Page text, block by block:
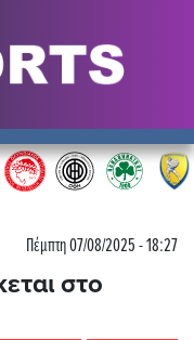
Πέμπτη 07/08/2025 - 18:27
στο